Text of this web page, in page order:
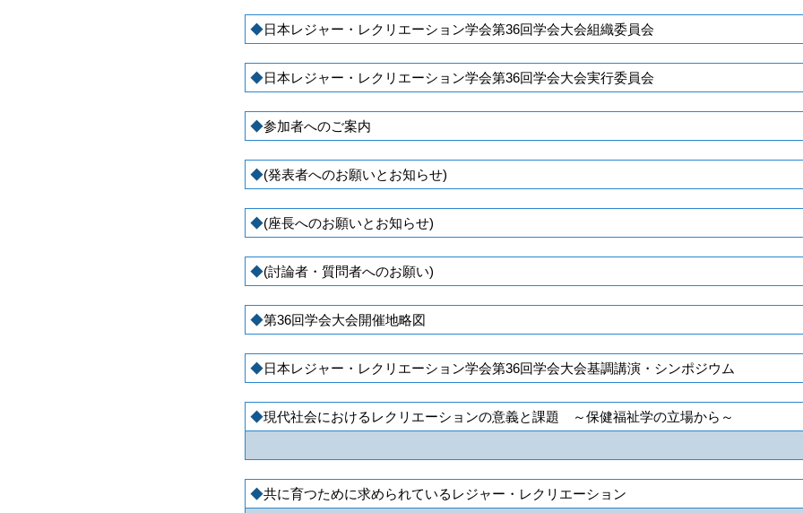
日本レジャー・レクリエーション学会第36回学会大会組織委員会
日本レジャー・レクリエーション学会第36回学会大会実行委員会
参加者へのご案内
(発表者へのお願いとお知らせ)
(座長へのお願いとお知らせ)
(討論者・質問者へのお願い)
第36回学会大会開催地略図
日本レジャー・レクリエーション学会第36回学会大会基調講演・シンポジウム
現代社会におけるレクリエーションの意義と課題 ～保健福祉学の立場から～
共に育つために求められているレジャー・レクリエーション